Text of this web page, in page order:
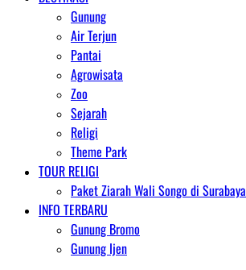
Gunung
Air Terjun
Pantai
Agrowisata
Zoo
Sejarah
Religi
Theme Park
TOUR RELIGI
Paket Ziarah Wali Songo di Surabaya
INFO TERBARU
Gunung Bromo
Gunung Ijen